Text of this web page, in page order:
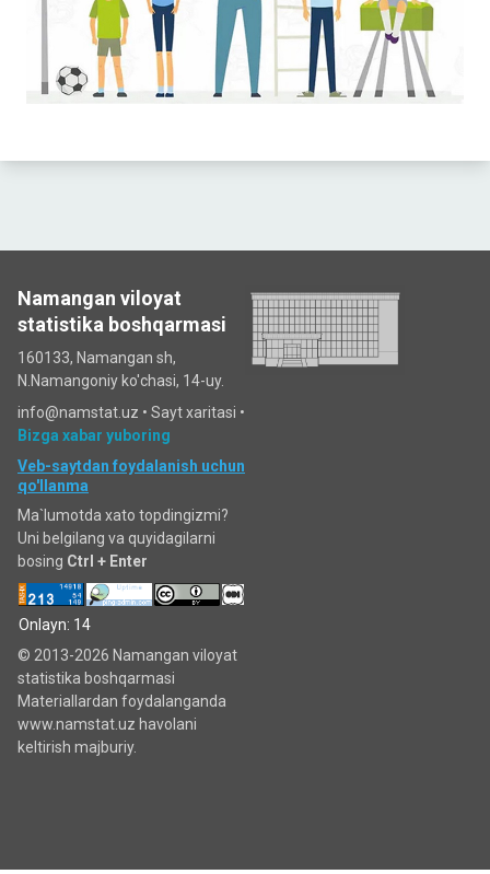
Namangan viloyat
statistika boshqarmasi
160133, Namangan sh,
N.Namangoniy ko'chasi, 14-uy.
info@namstat.uz • Sayt xaritasi •
Bizga xabar yuboring
Veb-saytdan foydalanish uchun
qo'llanma
Ma`lumotda xato topdingizmi?
Uni belgilang va quyidagilarni
bosing Ctrl + Enter
Onlayn: 14
© 2013-2026 Namangan viloyat
statistika boshqarmasi
Materiallardan foydalanganda
www.namstat.uz havolani
keltirish majburiy.